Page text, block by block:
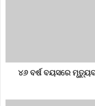
୪୬ ବର୍ଷ ବୟସରେ